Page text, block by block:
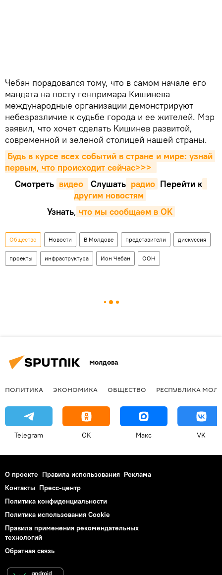
Чебан порадовался тому, что в самом начале его
мандата на посту генпримара Кишинева
международные организации демонстрируют
небезразличие к судьбе города и ее жителей. Мэр
заявил, что хочет сделать Кишинев развитой,
современной и зеленой столицей нашей страны.
Будь в курсе всех событий в стране и мире: узнай
первым, что происходит сейчаc>>>
Смотреть видео Cлушать радио Перейти к
другим новостям
Узнать, что мы сообщаем в OK
Общество Новости В Молдове представители дискуссия
проекты инфраструктура Ион Чебан ООН
Молдова
ПОЛИТИКА ЭКОНОМИКА ОБЩЕСТВО РЕСПУБЛИКА
Telegram OK Макс VK
О проекте Правила использования Реклама
Контакты Пресс-центр
Политика конфиденциальности
Политика использования Cookie
Правила применения рекомендательных
технологий
Обратная связь